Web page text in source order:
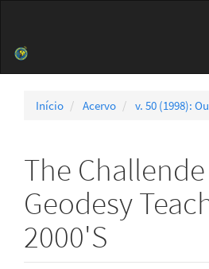
Barra
Início Acervo v. 50 (1998):
The
Geodesy
2000'S